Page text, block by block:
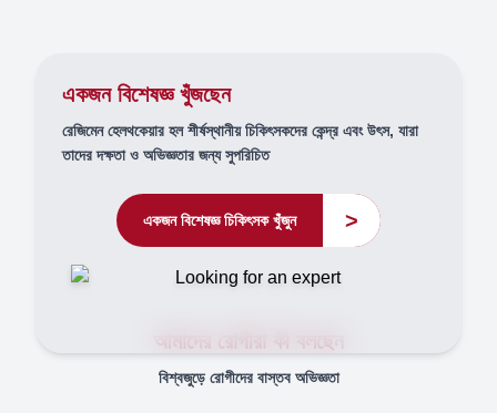
একজন বিশেষজ্ঞ খুঁজছেন
রেজিমেন হেলথকেয়ার হল শীর্ষস্থানীয় চিকিৎসকদের কেন্দ্র এবং উৎস, যারা
তাদের দক্ষতা ও অভিজ্ঞতার জন্য সুপরিচিত
একজন বিশেষজ্ঞ চিকিৎসক খুঁজুন >
আমাদের রোগীরা কী বলছেন
বিশ্বজুড়ে রোগীদের বাস্তব অভিজ্ঞতা